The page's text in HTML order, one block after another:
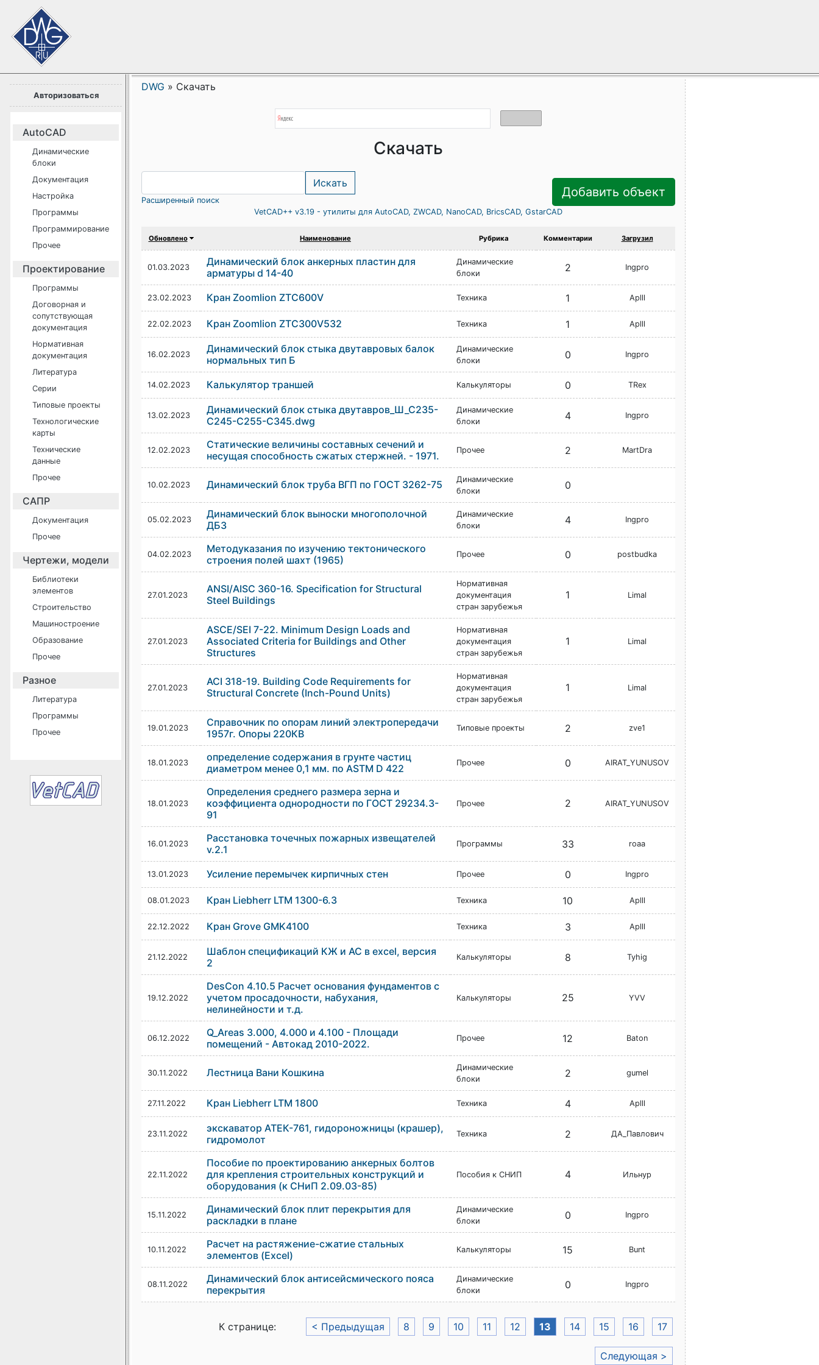
Авторизоваться
AutoCAD
Динамические
блоки
Документация
Настройка
Программы
Программирование
Прочее
Проектирование
Программы
Договорная и
сопутствующая
документация
Нормативная
документация
Литература
Серии
Типовые проекты
Технологические
карты
Технические
данные
Прочее
САПР
Документация
Прочее
Чертежи, модели
Библиотеки
элементов
Строительство
Машиностроение
Образование
Прочее
Разное
Литература
Программы
Прочее
DWG » Скачать
Скачать
Расширенный поиск
Добавить объект
VetCAD++ v3.19 - утилиты для AutoCAD, ZWCAD, NanoCAD, BricsCAD, GstarCAD
Обновлено Наименование Рубрика Комментарии Загрузил
01.03.2023
Динамический блок анкерных пластин для
арматуры d 14-40
Динамические
блоки
2 Ingpro
23.02.2023 Кран Zoomlion ZTC600V Техника 1 Aplll
22.02.2023 Кран Zoomlion ZTC300V532 Техника 1 Aplll
16.02.2023
Динамический блок стыка двутавровых балок
нормальных тип Б
Динамические
блоки
0 Ingpro
14.02.2023 Калькулятор траншей Калькуляторы 0 TRex
13.02.2023
Динамический блок стыка двутавров_Ш_С235-
С245-С255-C345.dwg
Динамические
блоки
4 Ingpro
12.02.2023
Статические величины составных сечений и
несущая способность сжатых стержней. - 1971.
Прочее 2 MartDra
10.02.2023 Динамический блок труба ВГП по ГОСТ 3262-75
Динамические
блоки
0
05.02.2023
Динамический блок выноски многополочной
ДБ3
Динамические
блоки
4 Ingpro
04.02.2023
Методуказания по изучению тектонического
строения полей шахт (1965)
Прочее 0 postbudka
27.01.2023
ANSI/AISC 360-16. Specification for Structural
Steel Buildings
Нормативная
документация
стран зарубежья
1 Limal
27.01.2023
ASCE/SEI 7-22. Minimum Design Loads and
Associated Criteria for Buildings and Other
Structures
Нормативная
документация
стран зарубежья
1 Limal
27.01.2023
ACI 318-19. Building Code Requirements for
Structural Concrete (Inch-Pound Units)
Нормативная
документация
стран зарубежья
1 Limal
19.01.2023
Справочник по опорам линий электропередачи
1957г. Опоры 220КВ
Типовые проекты 2 zve1
18.01.2023
определение содержания в грунте частиц
диаметром менее 0,1 мм. по ASTM D 422
Прочее 0 AIRAT_YUNUSOV
18.01.2023
Определения среднего размера зерна и
коэффициента однородности по ГОСТ 29234.3-
91
Прочее 2 AIRAT_YUNUSOV
16.01.2023
Расстановка точечных пожарных извещателей
v.2.1
Программы 33 roaa
13.01.2023 Усиление перемычек кирпичных стен Прочее 0 Ingpro
08.01.2023 Кран Liebherr LTM 1300-6.3 Техника 10 Aplll
22.12.2022 Кран Grove GMK4100 Техника 3 Aplll
21.12.2022
Шаблон спецификаций КЖ и АС в excel, версия
2
Калькуляторы 8 Tyhig
19.12.2022
DesCon 4.10.5 Расчет основания фундаментов с
учетом просадочности, набухания,
нелинейности и т.д.
Калькуляторы 25 YVV
06.12.2022
Q_Areas 3.000, 4.000 и 4.100 - Площади
помещений - Автокад 2010-2022.
Прочее 12 Baton
30.11.2022 Лестница Вани Кошкина
Динамические
блоки
2 gumel
27.11.2022 Кран Liebherr LTM 1800 Техника 4 Aplll
23.11.2022
экскаватор АТЕК-761, гидороножницы (крашер),
гидромолот
Техника 2 ДА_Павлович
22.11.2022
Пособие по проектированию анкерных болтов
для крепления строительных конструкций и
оборудования (к СНиП 2.09.03-85)
Пособия к СНИП 4 Ильнур
15.11.2022
Динамический блок плит перекрытия для
раскладки в плане
Динамические
блоки
0 Ingpro
10.11.2022
Расчет на растяжение-сжатие стальных
элементов (Excel)
Калькуляторы 15 Bunt
08.11.2022
Динамический блок антисейсмического пояса
перекрытия
Динамические
блоки
0 Ingpro
К странице: < Предыдущая 8 9 10 11 12 13 14 15 16 17
Следующая >